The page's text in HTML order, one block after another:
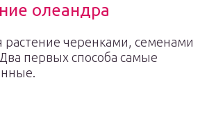
олеандра
растение черенками, семенами
первых способа самые